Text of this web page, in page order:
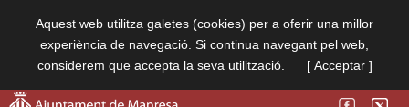
Aquest web utilitza galetes (cookies) per a oferir una millor
experiència de navegació. Si continua navegant pel web,
considerem que accepta la seva utilització.
[ Acceptar ]